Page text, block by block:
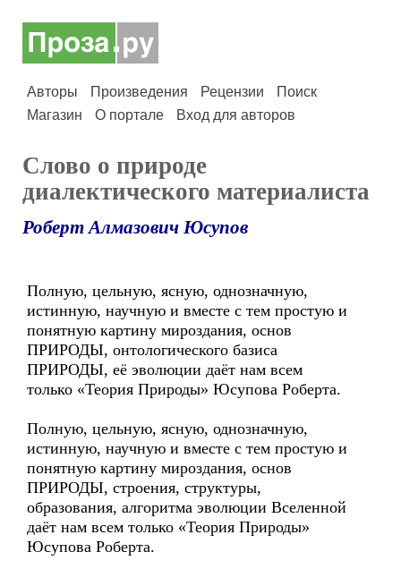
Авторы Произведения Рецензии
Поиск
Магазин
О портале Вход для авторов
Слово о природе
диалектического материалиста
Роберт Алмазович Юсупов
Полную, цельную, ясную, однозначную,
истинную, научную и вместе с тем простую и
понятную картину мироздания, основ
ПРИРОДЫ, онтологического базиса
ПРИРОДЫ, её эволюции даёт нам всем
только «Теория Природы» Юсупова Роберта.
Полную, цельную, ясную, однозначную,
истинную, научную и вместе с тем простую и
понятную картину мироздания, основ
ПРИРОДЫ, строения, структуры,
образования, алгоритма эволюции Вселенной
даёт нам всем только «Теория Природы»
Юсупова Роберта.